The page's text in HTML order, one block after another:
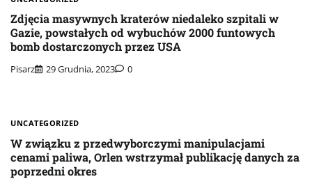
Zdjęcia masywnych kraterów niedaleko szpitali w
Gazie, powstałych od wybuchów 2000 funtowych
bomb dostarczonych przez USA
Pisarz 29 Grudnia, 2023 0
UNCATEGORIZED
W związku z przedwyborczymi manipulacjami
cenami paliwa, Orlen wstrzymał publikację danych za
poprzedni okres